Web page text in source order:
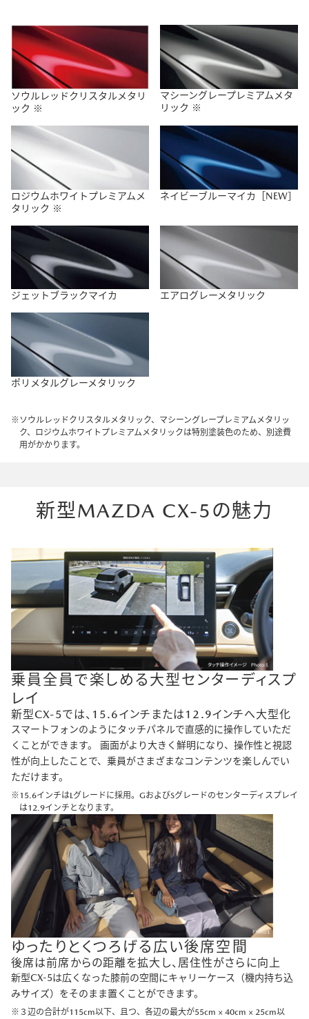
ソウルレッドクリスタルメタリ
ック ※
マシーングレープレミアムメタ
リック ※
ロジウムホワイトプレミアムメ
タリック ※
ネイビーブルーマイカ［NEW］
ジェットブラックマイカ エアログレーメタリック
ポリメタルグレーメタリック
ソウルレッドクリスタルメタリック、マシーングレープレミアムメタリッ
ク、ロジウムホワイトプレミアムメタリックは特別塗装色のため、別途費
用がかかります。
新型MAZDA CX-5の魅力
乗員全員で楽しめる大型センターディスプ
レイ
新型CX-5では、15.6インチまたは12.9インチへ大型化
スマートフォンのようにタッチパネルで直感的に操作していただ
くことができます。 画面がより大きく鮮明になり、操作性と視認
性が向上したことで、乗員がさまざまなコンテンツを楽しんでい
ただけます。
15.6インチはLグレードに採用。GおよびSグレードのセンターディスプレイ
は12.9インチとなります。
ゆったりとくつろげる広い後席空間
後席は前席からの距離を拡大し、居住性がさらに向上
新型CX-5は広くなった膝前の空間にキャリーケース（機内持ち込
みサイズ）をそのまま置くことができます。
３辺の合計が115cm以下、且つ、各辺の最大が55cm × 40cm × 25cm以